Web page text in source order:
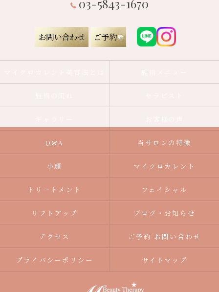
03-5843-1670
お問い合わせ ご予約
Q&A 当サロンの特徴
小顔 マイクロカレント
トリートメント フェイシャル
リフトアップ ブログ・お知らせ
アクセス ご予約 お問い合わせ
プライバシーポリシー サイトマップ